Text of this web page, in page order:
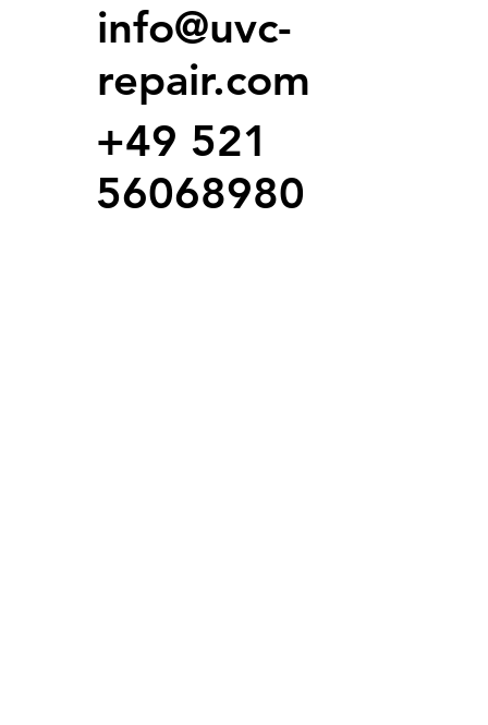
info@uvc-
repair.com
+49 521
56068980